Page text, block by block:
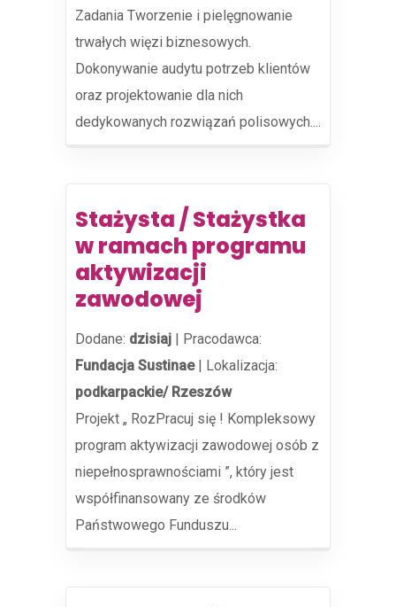
Zadania Tworzenie i pielęgnowanie
trwałych więzi biznesowych.
Dokonywanie audytu potrzeb klientów
oraz projektowanie dla nich
dedykowanych rozwiązań polisowych....
Stażysta / Stażystka
w ramach programu
aktywizacji
zawodowej
Dodane: dzisiaj | Pracodawca:
Fundacja Sustinae| Lokalizacja:
podkarpackie/ Rzeszów
Projekt „ RozPracuj się ! Kompleksowy
program aktywizacji zawodowej osób z
niepełnosprawnościami ”, który jest
współfinansowany ze środków
Państwowego Funduszu...